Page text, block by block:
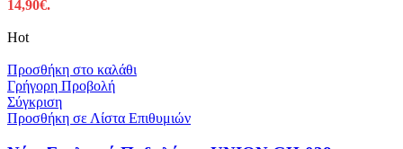
14,90€.
Hot
Προσθήκη στο καλάθι
Γρήγορη Προβολή
Σύγκριση
Προσθήκη σε Λίστα Επιθυμιών